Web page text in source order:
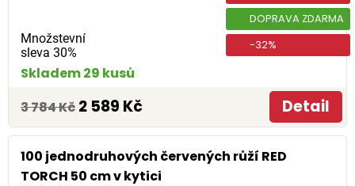
Množstevní
sleva 30%
DOPRAVA ZDARMA
-32%
Skladem 29 kusů
3 784 Kč 2 589 Kč Detail
100 jednodruhových červených růží RED
TORCH 50 cm v kytici